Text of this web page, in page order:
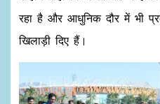
रहा है और आधुनिक दौर में भी
खिलाड़ी दिए हैं।